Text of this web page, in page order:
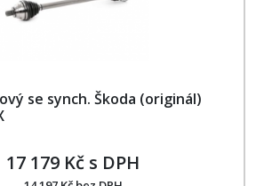
se synch. Škoda (originál)
17 179 Kč s DPH